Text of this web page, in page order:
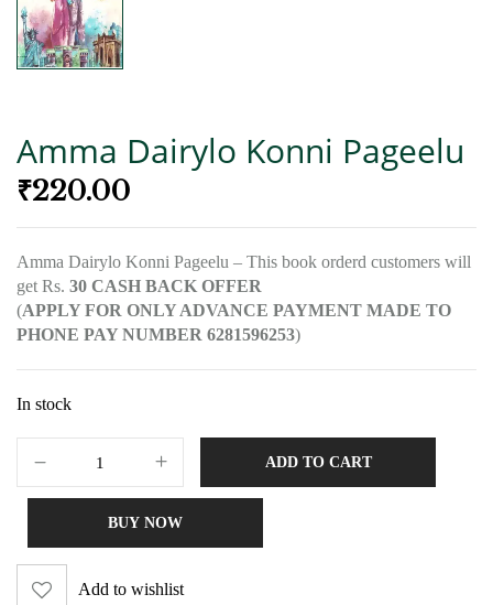
Amma Dairylo Konni Pageelu
₹220.00
Amma Dairylo Konni Pageelu – This book orderd customers will
get Rs. 30 CASH BACK OFFER
(APPLY FOR ONLY ADVANCE PAYMENT MADE TO
PHONE PAY NUMBER 6281596253)
In stock
ADD TO CART
BUY NOW
Add to wishlist